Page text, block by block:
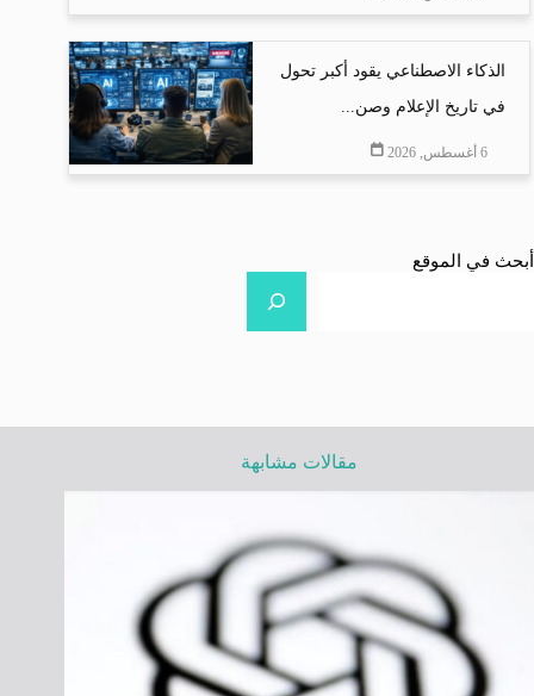
الذكاء الاصطناعي يقود أكبر تحول
في تاريخ الإعلام وصن...
6 أغسطس, 2026
أبحث في الموقع
مقالات مشابهة